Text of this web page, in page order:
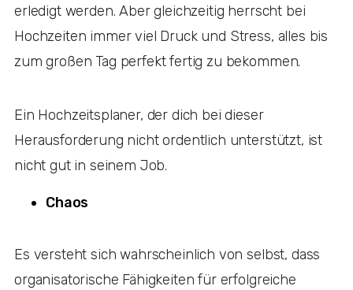
erledigt werden. Aber gleichzeitig herrscht bei
Hochzeiten immer viel Druck und Stress, alles bis
zum großen Tag perfekt fertig zu bekommen.
Ein Hochzeitsplaner, der dich bei dieser
Herausforderung nicht ordentlich unterstützt, ist
nicht gut in seinem Job.
Chaos
Es versteht sich wahrscheinlich von selbst, dass
organisatorische Fähigkeiten für erfolgreiche